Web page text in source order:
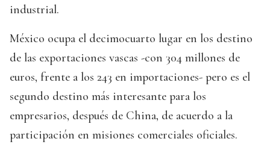
industrial.
México ocupa el decimocuarto lugar en los destino
de las exportaciones vascas -con 304 millones de
euros, frente a los 243 en importaciones- pero es el
segundo destino más interesante para los
empresarios, después de China, de acuerdo a la
participación en misiones comerciales oficiales.